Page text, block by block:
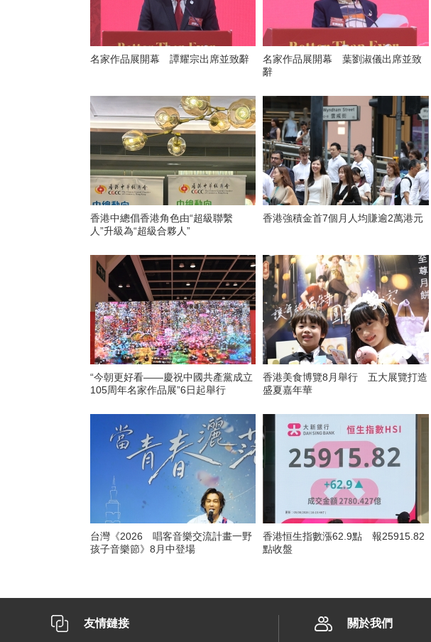
名家作品展開幕 譚耀宗出席並致辭
名家作品展開幕 葉劉淑儀出席並致
辭
香港中總倡香港角色由“超級聯繫
人”升級為“超級合夥人”
香港強積金首7個月人均賺逾2萬港元
“今朝更好看——慶祝中國共產黨成立
105周年名家作品展”6日起舉行
香港美食博覽8月舉行 五大展覽打造
盛夏嘉年華
台灣《2026 唱客音樂交流計畫一野
孩子音樂節》8月中登場
香港恒生指數漲62.9點 報25915.82
點收盤
友情鏈接 關於我們